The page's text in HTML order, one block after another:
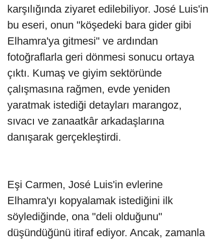
karşılığında ziyaret edilebiliyor. José Luis'in
bu eseri, onun "köşedeki bara gider gibi
Elhamra'ya gitmesi" ve ardından
fotoğraflarla geri dönmesi sonucu ortaya
çıktı. Kumaş ve giyim sektöründe
çalışmasına rağmen, evde yeniden
yaratmak istediği detayları marangoz,
sıvacı ve zanaatkâr arkadaşlarına
danışarak gerçekleştirdi.
Eşi Carmen, José Luis'in evlerine
Elhamra'yı kopyalamak istediğini ilk
söylediğinde, ona "deli olduğunu"
düşündüğünü itiraf ediyor. Ancak, zamanla